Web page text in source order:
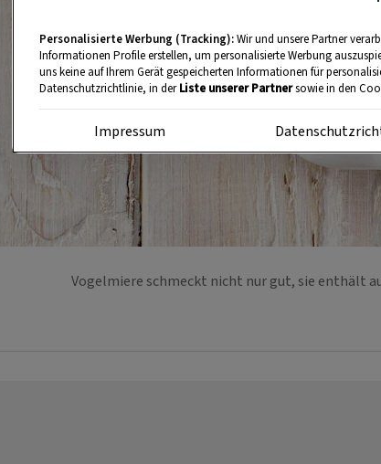
Vogelmiere schmeckt nicht nur gut, sie enthält
Personalisierte Werbung (Tracking):Wir und unsere Partner
Informationen Profile erstellen, um personalisierte Werbung
uns keine auf Ihrem Gerät gespeicherten Informationen für
Datenschutzrichtlinie, in derListe unserer Partnersowie in den
Impressum